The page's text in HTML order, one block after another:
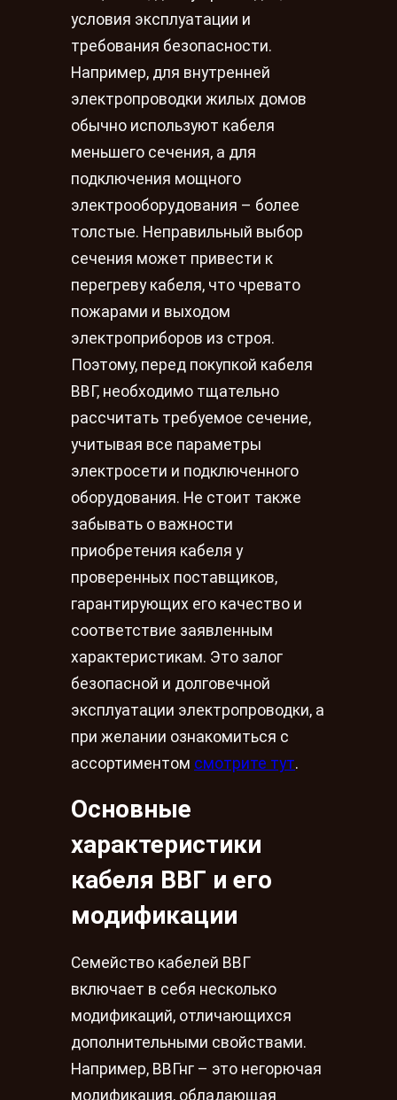
условия эксплуатации и
требования безопасности.
Например, для внутренней
электропроводки жилых домов
обычно используют кабеля
меньшего сечения, а для
подключения мощного
электрооборудования – более
толстые. Неправильный выбор
сечения может привести к
перегреву кабеля, что чревато
пожарами и выходом
электроприборов из строя.
Поэтому, перед покупкой кабеля
ВВГ, необходимо тщательно
рассчитать требуемое сечение,
учитывая все параметры
электросети и подключенного
оборудования. Не стоит также
забывать о важности
приобретения кабеля у
проверенных поставщиков,
гарантирующих его качество и
соответствие заявленным
характеристикам. Это залог
безопасной и долговечной
эксплуатации электропроводки, а
при желании ознакомиться с
ассортиментом смотрите тут.
Основные
характеристики
кабеля ВВГ и его
модификации
Семейство кабелей ВВГ
включает в себя несколько
модификаций, отличающихся
дополнительными свойствами.
Например, ВВГнг – это негорючая
модификация, обладающая